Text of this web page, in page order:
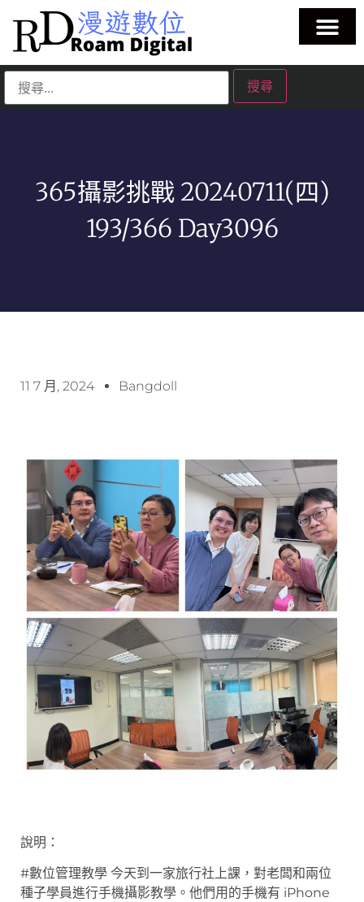
365攝影挑戰 20240711(四)
193/366 Day3096
11 7 月, 2024 Bangdoll
說明：
#數位管理教學 今天到一家旅行社上課，對老闆和兩位
種子學員進行手機攝影教學。他們用的手機有 iPhone